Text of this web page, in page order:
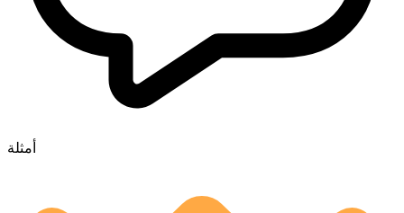
أمثلة